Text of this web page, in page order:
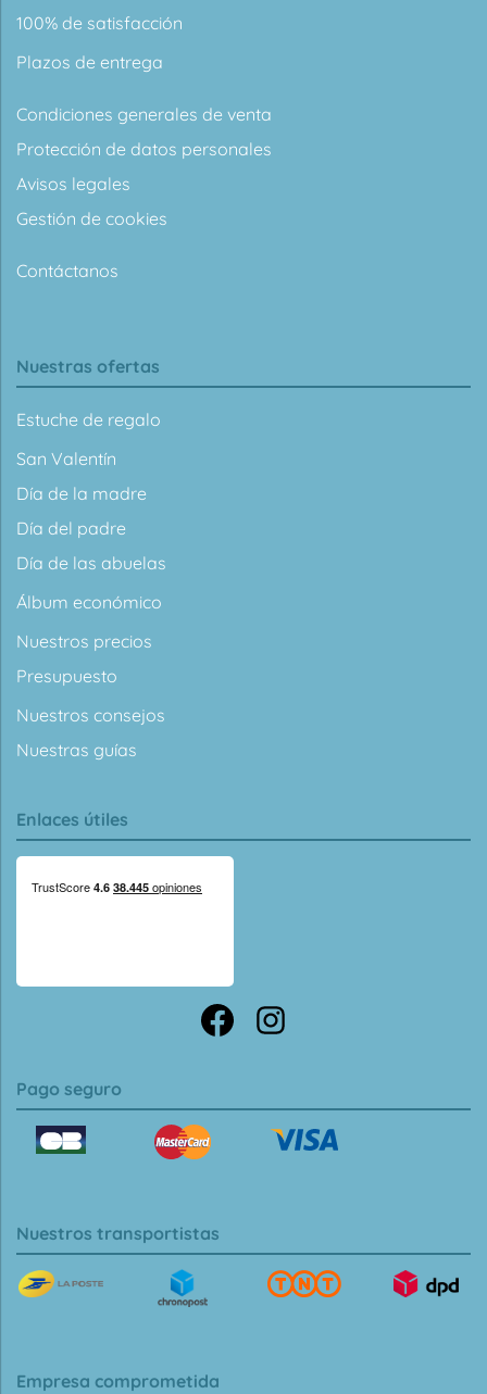
100% de satisfacción
Plazos de entrega
Condiciones generales de venta
Protección de datos personales
Avisos legales
Gestión de cookies
Contáctanos
Nuestras ofertas
Estuche de regalo
San Valentín
Día de la madre
Día del padre
Día de las abuelas
Álbum económico
Nuestros precios
Presupuesto
Nuestros consejos
Nuestras guías
Enlaces útiles
Pago seguro
Nuestros transportistas
Empresa comprometida